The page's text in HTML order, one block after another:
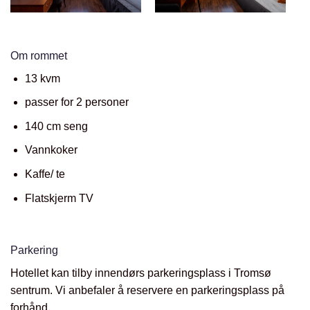
Om rommet
13 kvm
passer for 2 personer
140 cm seng
Vannkoker
Kaffe/ te
Flatskjerm TV
Parkering
Hotellet kan tilby innendørs parkeringsplass i Tromsø
sentrum. Vi anbefaler å reservere en parkeringsplass på